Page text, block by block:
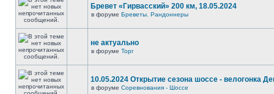
Бревет «Гирвасский» 200 км, 18.05.2024
в форуме Бреветы. Рандоннеры
не актуально
в форуме Торг
10.05.2024 Открытие сезона шоссе - велогонка
в форуме Соревнования - Шоссе